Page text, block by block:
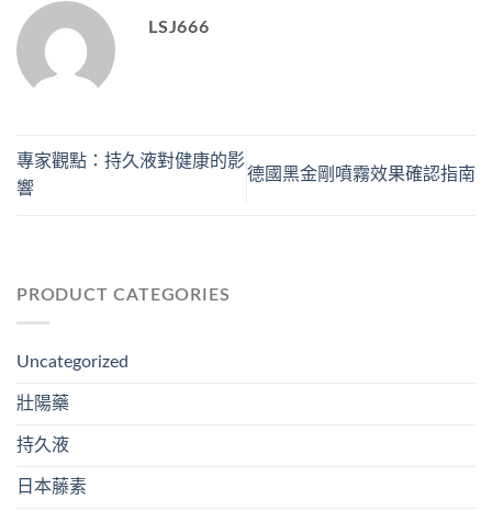
LSJ666
專家觀點：持久液對健康的影
響
德國黑金剛噴霧效果確認指南
PRODUCT CATEGORIES
Uncategorized
壯陽藥
持久液
日本藤素